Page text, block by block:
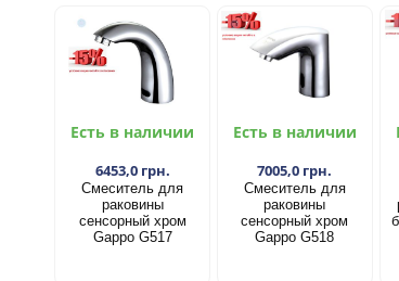
Есть в наличии
6453,0 грн.
Смеситель для
раковины
сенсорный хром
Gappo G517
Есть в наличии
7005,0 грн.
Смеситель для
раковины
сенсорный хром
Gappo G518